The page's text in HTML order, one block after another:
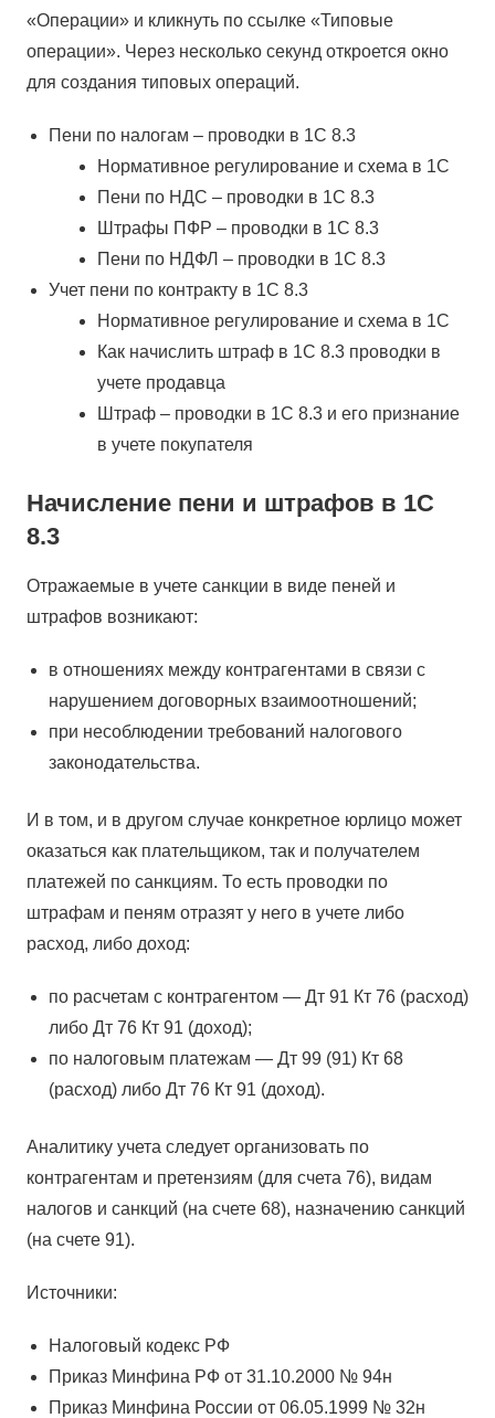
«Операции» и кликнуть по ссылке «Типовые
операции». Через несколько секунд откроется окно
для создания типовых операций.
Пени по налогам – проводки в 1С 8.3
Нормативное регулирование и схема в 1С
Пени по НДС – проводки в 1С 8.3
Штрафы ПФР – проводки в 1С 8.3
Пени по НДФЛ – проводки в 1С 8.3
Учет пени по контракту в 1С 8.3
Нормативное регулирование и схема в 1С
Как начислить штраф в 1С 8.3 проводки в
учете продавца
Штраф – проводки в 1С 8.3 и его признание
в учете покупателя
Начисление пени и штрафов в 1С
8.3
Отражаемые в учете санкции в виде пеней и
штрафов возникают:
в отношениях между контрагентами в связи с
нарушением договорных взаимоотношений;
при несоблюдении требований налогового
законодательства.
И в том, и в другом случае конкретное юрлицо может
оказаться как плательщиком, так и получателем
платежей по санкциям. То есть проводки по
штрафам и пеням отразят у него в учете либо
расход, либо доход:
по расчетам с контрагентом — Дт 91 Кт 76 (расход)
либо Дт 76 Кт 91 (доход);
по налоговым платежам — Дт 99 (91) Кт 68
(расход) либо Дт 76 Кт 91 (доход).
Аналитику учета следует организовать по
контрагентам и претензиям (для счета 76), видам
налогов и санкций (на счете 68), назначению санкций
(на счете 91).
Источники:
Налоговый кодекс РФ
Приказ Минфина РФ от 31.10.2000 № 94н
Приказ Минфина России от 06.05.1999 № 32н